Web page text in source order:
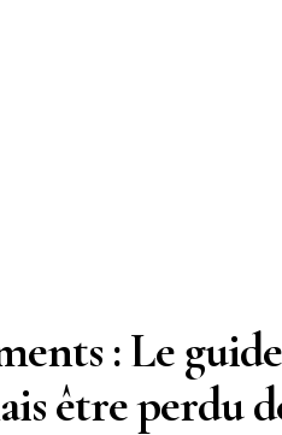
: Le
être perdu